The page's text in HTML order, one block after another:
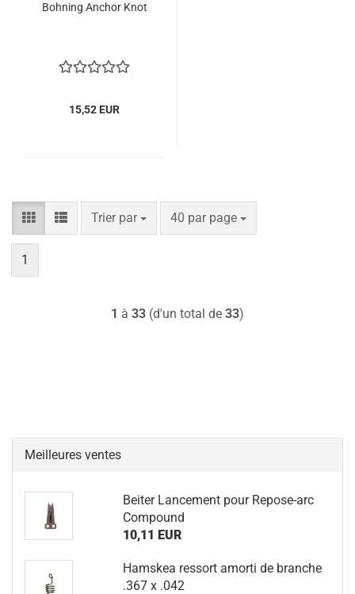
Bohning Anchor Knot
15,52 EUR
Trier par
Trier par 40 par page
par page
1
1 à 33 (d'un total de 33)
Meilleures ventes
Beiter Lancement pour Repose-arc
Compound
10,11 EUR
Hamskea ressort amorti de branche
.367 x .042